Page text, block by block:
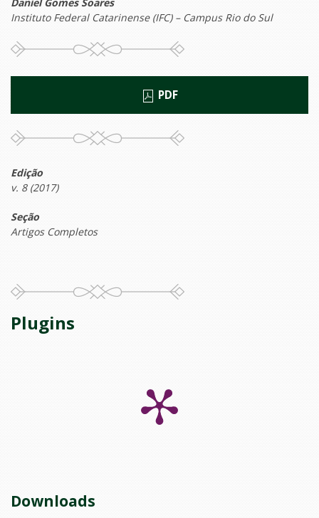
Daniel Gomes Soares
Instituto Federal Catarinense (IFC) – Campus Rio do Sul
PDF
Edição
v. 8 (2017)
Seção
Artigos Completos
Plugins
Downloads